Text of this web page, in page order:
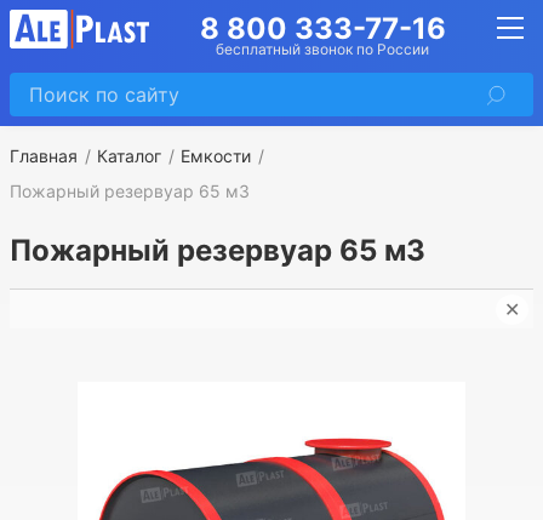
8 800 333-77-16
бесплатный звонок по России
Главная Каталог
Емкости
Пожарный резервуар 65 м3
Пожарный резервуар 65 м3
✕